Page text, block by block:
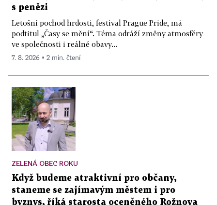
s penězi
Letošní pochod hrdosti, festival Prague Pride, má
podtitul „Časy se mění“. Téma odráží změny atmosféry
ve společnosti i reálné obavy...
7. 8. 2026 ▪ 2 min. čtení
ZELENÁ OBEC ROKU
Když budeme atraktivní pro občany,
staneme se zajímavým městem i pro
byznys, říká starosta oceněného Rožnova